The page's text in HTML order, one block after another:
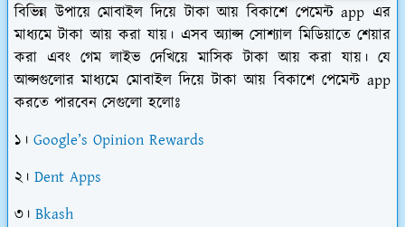
বিভিন্ন উপায়ে মোবাইল দিয়ে টাকা আয় বিকাশে পেমেন্ট app এর
মাধ্যমে টাকা আয় করা যায়। এসব অ্যাপ্স সোশ্যাল মিডিয়াতে শেয়ার
করা এবং গেম লাইভ দেখিয়ে মাসিক টাকা আয় করা যায়। যে
আপ্সগুলোর মাধ্যমে মোবাইল দিয়ে টাকা আয় বিকাশে পেমেন্ট app
করতে পারবেন সেগুলো হলোঃ
১। Google’s Opinion Rewards
২। Dent Apps
৩। Bkash